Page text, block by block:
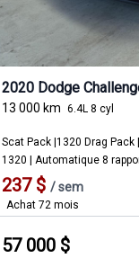
2020 Dodge
13 000 km 6.4L 8 cyl
Scat Pack |1320 Drag Pack
1320 | Automatique 8
237$ / sem
Achat 72 mois
57 000$